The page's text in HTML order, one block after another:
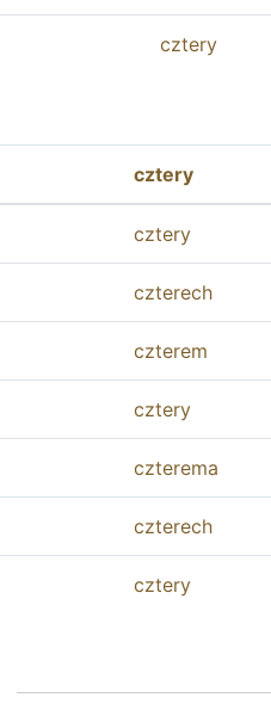
cztery
cztery
cztery
czterech
czterem
cztery
czterema
czterech
cztery